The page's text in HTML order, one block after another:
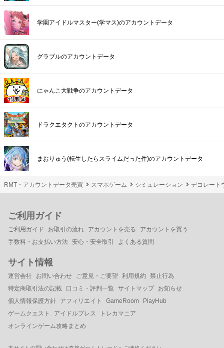
学園アイドルマスター(学マス)のアカウントデータ
グラブルのアカウントデータ
にゃんこ大戦争のアカウントデータ
ドラクエタクトのアカウントデータ
まおりゅう(転生したらスライムだった件)のアカウントデータ
RMT・アカウントデータ売買 スマホゲーム シミュレーション デコレート
ご利用ガイド
ご利用ガイド お取引の流れ アカウントを売る
アカウントを買う
手数料・お支払い方法 安心・安全取引 よくある質問
サイト情報
運営会社 お問い合わせ ご意見・ご要望 利用規約
禁止行為
特定商取引法の記載
口コミ・評判一覧 サイトマップ
お知らせ
個人情報保護方針
アフィリエイト GameRoom
PlayHub
ゲームクエスト
アイドルプレス
トレカマニア
オンラインゲーム攻略まとめ